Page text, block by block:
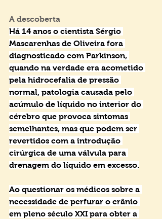
A descoberta
Há 14 anos o cientista Sérgio
Mascarenhas de Oliveira fora
diagnosticado com Parkinson,
quando na verdade era acometido
pela hidrocefalia de pressão
normal, patologia causada pelo
acúmulo de líquido no interior do
cérebro que provoca sintomas
semelhantes, mas que podem ser
revertidos com a introdução
cirúrgica de uma válvula para
drenagem do líquido em excesso.
Ao questionar os médicos sobre a
necessidade de perfurar o crânio
em pleno século XXI para obter a